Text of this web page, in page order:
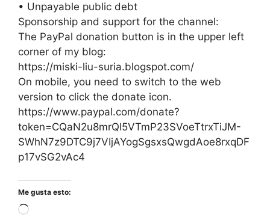
• Unpayable public debt
Sponsorship and support for the channel:
The PayPal donation button is in the upper left
corner of my blog:
https://miski-liu-suria.blogspot.com/
On mobile, you need to switch to the web
version to click the donate icon.
https://www.paypal.com/donate?
token=CQaN2u8mrQl5VTmP23SVoeTtrxTiJM-
SWhN7z9DTC9j7VIjAYogSgsxsQwgdAoe8rxqDF
p17vSG2vAc4
Me gusta esto:
Cargando...